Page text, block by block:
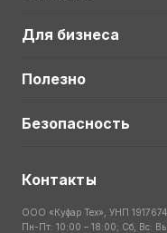
Для бизнеса
Полезно
Безопасность
Контакты
ООО «Куфар Тех», УНП
Пн-Пт: 10:00 – 18:00; Сб, Вс: